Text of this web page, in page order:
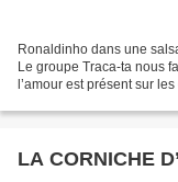
Ronaldinho dans une
Le groupe Traca-ta nous
l’amour est présent sur
LA CORNICHE